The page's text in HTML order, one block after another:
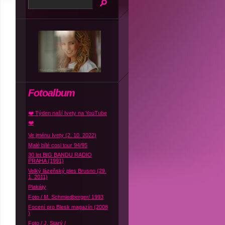
Fotoalbum
❤️ Týden naší Ivety na YouTube
❤️
Ve jménu Ivety (2. 10. 2022)
Malé bílé cosi tour 94/95
30 let BIG BANDU RADIO
PRAHA (1991)
Velký lázeňský ples Brusno (29.
1. 2011)
Plakáty
Foto / M. Schmiedberger/ 1993
Focení pro Blesk magazín (2008
)
Foto / J. Starý /